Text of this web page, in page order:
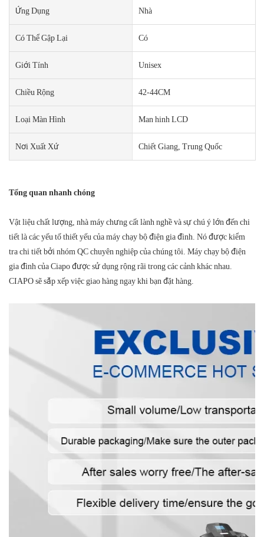
Ứng Dụng Nhà
Có Thể Gập Lại Có
Giới Tính Unisex
Chiều Rộng 42-44CM
Loại Màn Hình Man hinh LCD
Nơi Xuất Xứ Chiết Giang, Trung Quốc
Tổng quan nhanh chóng
Vật liệu chất lượng, nhà máy chưng cất lành nghề và sự chú ý lớn đến chi
tiết là các yếu tố thiết yếu của máy chạy bộ điện gia đình. Nó được kiểm
tra chi tiết bởi nhóm QC chuyên nghiệp của chúng tôi. Máy chạy bộ điện
gia đình của Ciapo được sử dụng rộng rãi trong các cảnh khác nhau.
CIAPO sẽ sắp xếp việc giao hàng ngay khi bạn đặt hàng.